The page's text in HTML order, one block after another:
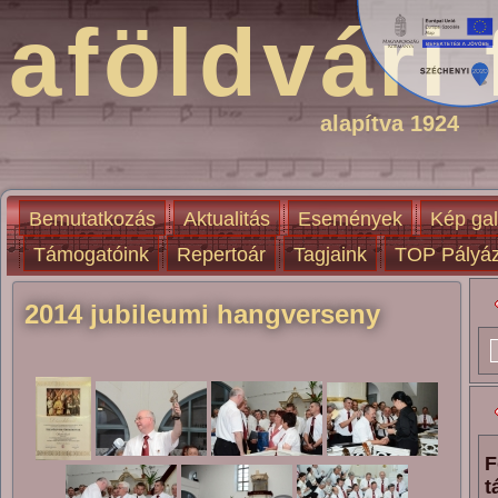
alapítva 1924
Bemutatkozás Aktualitás Események
Kép
Támogatóink
Repertoár Tagjaink TOP
2014 jubileumi hangverseny